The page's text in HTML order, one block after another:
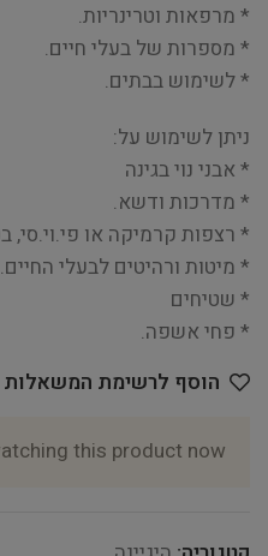
* מרפאות וטרינריות.
* מספרות של בעלי חיים.
* לשימוש בבתים.
ניתן לשימוש על:
* אבני נוי בגינה
* מדרכות ודשא.
* רצפות קרמיקה או
* מיטות ורהיטים לבעלי החיים.
* שטיחים
* פחי אשפה.
הוסף לרשימת המשאלות
this product now!